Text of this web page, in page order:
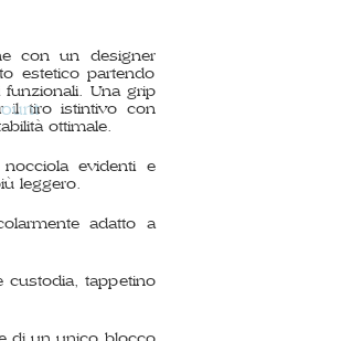
con un designer
estetico partendo
funzionali. Una grip
il tiro istintivo con
ottimale.
evidenti e
leggero.
adatto a
custodia, tappetino